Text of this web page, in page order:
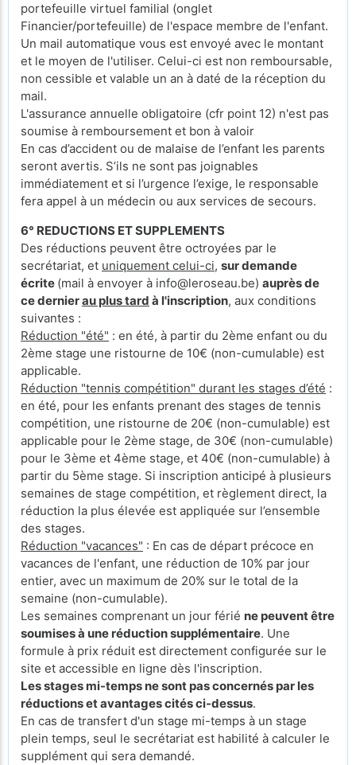
portefeuille virtuel familial (onglet
Financier/portefeuille) de l'espace membre de l'enfant.
Un mail automatique vous est envoyé avec le montant
et le moyen de l'utiliser. Celui-ci est non remboursable,
non cessible et valable un an à daté de la réception du
mail.
L'assurance annuelle obligatoire (cfr point 12) n'est pas
soumise à remboursement et bon à valoir
En cas d’accident ou de malaise de l’enfant les parents
seront avertis. S’ils ne sont pas joignables
immédiatement et si l’urgence l’exige, le responsable
fera appel à un médecin ou aux services de secours.
6° REDUCTIONS ET SUPPLEMENTS
Des réductions peuvent être octroyées par le
secrétariat, et uniquement celui-ci, sur demande
écrite (mail à envoyer à info@leroseau.be) auprès de
ce dernierau plus tard à l'inscription, aux conditions
suivantes :
Réduction "été" : en été, à partir du 2ème enfant ou du
2ème stage une ristourne de 10€ (non-cumulable) est
applicable.
Réduction "tennis compétition" durant les stages d’été :
en été, pour les enfants prenant des stages de tennis
compétition, une ristourne de 20€ (non-cumulable) est
applicable pour le 2ème stage, de 30€ (non-cumulable)
pour le 3ème et 4ème stage, et 40€ (non-cumulable) à
partir du 5ème stage. Si inscription anticipé à plusieurs
semaines de stage compétition, et règlement direct, la
réduction la plus élevée est appliquée sur l’ensemble
des stages.
Réduction "vacances" : En cas de départ précoce en
vacances de l'enfant, une réduction de 10% par jour
entier, avec un maximum de 20% sur le total de la
semaine (non-cumulable).
Les semaines comprenant un jour férié ne peuvent être
soumises à une réduction supplémentaire. Une
formule à prix réduit est directement configurée sur le
site et accessible en ligne dès l'inscription.
Les stages mi-temps ne sont pas concernés par les
réductions et avantages cités ci-dessus.
En cas de transfert d'un stage mi-temps à un stage
plein temps, seul le secrétariat est habilité à calculer le
supplément qui sera demandé.